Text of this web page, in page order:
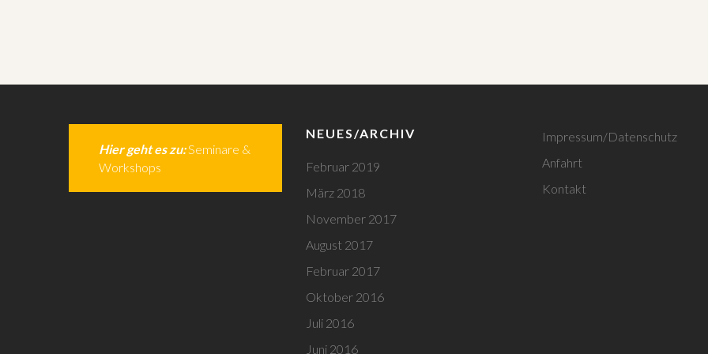
Hier geht es zu: Seminare &
Workshops
NEUES/ARCHIV
Februar 2019
März 2018
November 2017
August 2017
Februar 2017
Oktober 2016
Juli 2016
Juni 2016
Impressum/Datenschutz
Anfahrt
Kontakt